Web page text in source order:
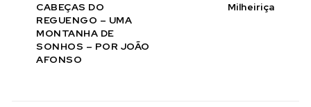
CABEÇAS DO
REGUENGO – UMA
MONTANHA DE
SONHOS – POR JOÃO
AFONSO
Milheiriça